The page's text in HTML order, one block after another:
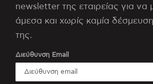
newsletter της εταιρείας για να
άμεσα και χωρίς καμία
της.
Διεύθυνση Email